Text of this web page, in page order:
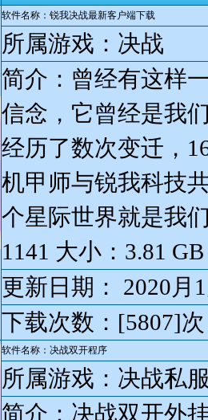
软件名称：锐我决战最新客户端下载
所属游戏：决战
简介：曾经有这样
信念，它曾经是我
经历了数次变迁，
机甲师与锐我科技
个星际世界就是我
1141 大小：3.81
更新日期： 2020月
下载次数：[5807]次
软件名称：决战双开程序
所属游戏：决战私
简介：决战双开外